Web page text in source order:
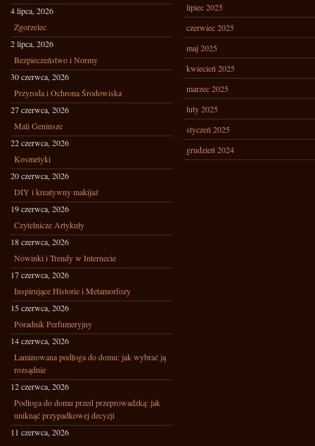
4 lipca, 2026
Zgorzelec
2 lipca, 2026
Bezpieczeństwo i Normy
30 czerwca, 2026
Przyroda i Ochrona Środowiska
27 czerwca, 2026
Mali Geniusze
22 czerwca, 2026
Kosmetyki
20 czerwca, 2026
DIY i kreatywny makijaż
19 czerwca, 2026
Czytelnicze Artykuły
18 czerwca, 2026
Nowinki i Trendy w Internecie
17 czerwca, 2026
Inspirujące Historie i Metamorfozy
15 czerwca, 2026
Poradnik Perfumeryjny
14 czerwca, 2026
Laminowana podłoga do domu: jak wybrać ją
rozsądnie
12 czerwca, 2026
Podłoga do domu przed przeprowadzką: jak
uniknąć przypadkowej decyzji
11 czerwca, 2026
lipiec 2025
czerwiec 2025
maj 2025
kwiecień 2025
marzec 2025
luty 2025
styczeń 2025
grudzień 2024